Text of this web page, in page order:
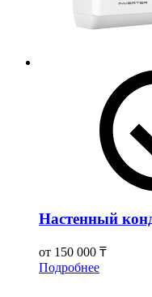
Настенный
от 150 000 ₸
Подробнее